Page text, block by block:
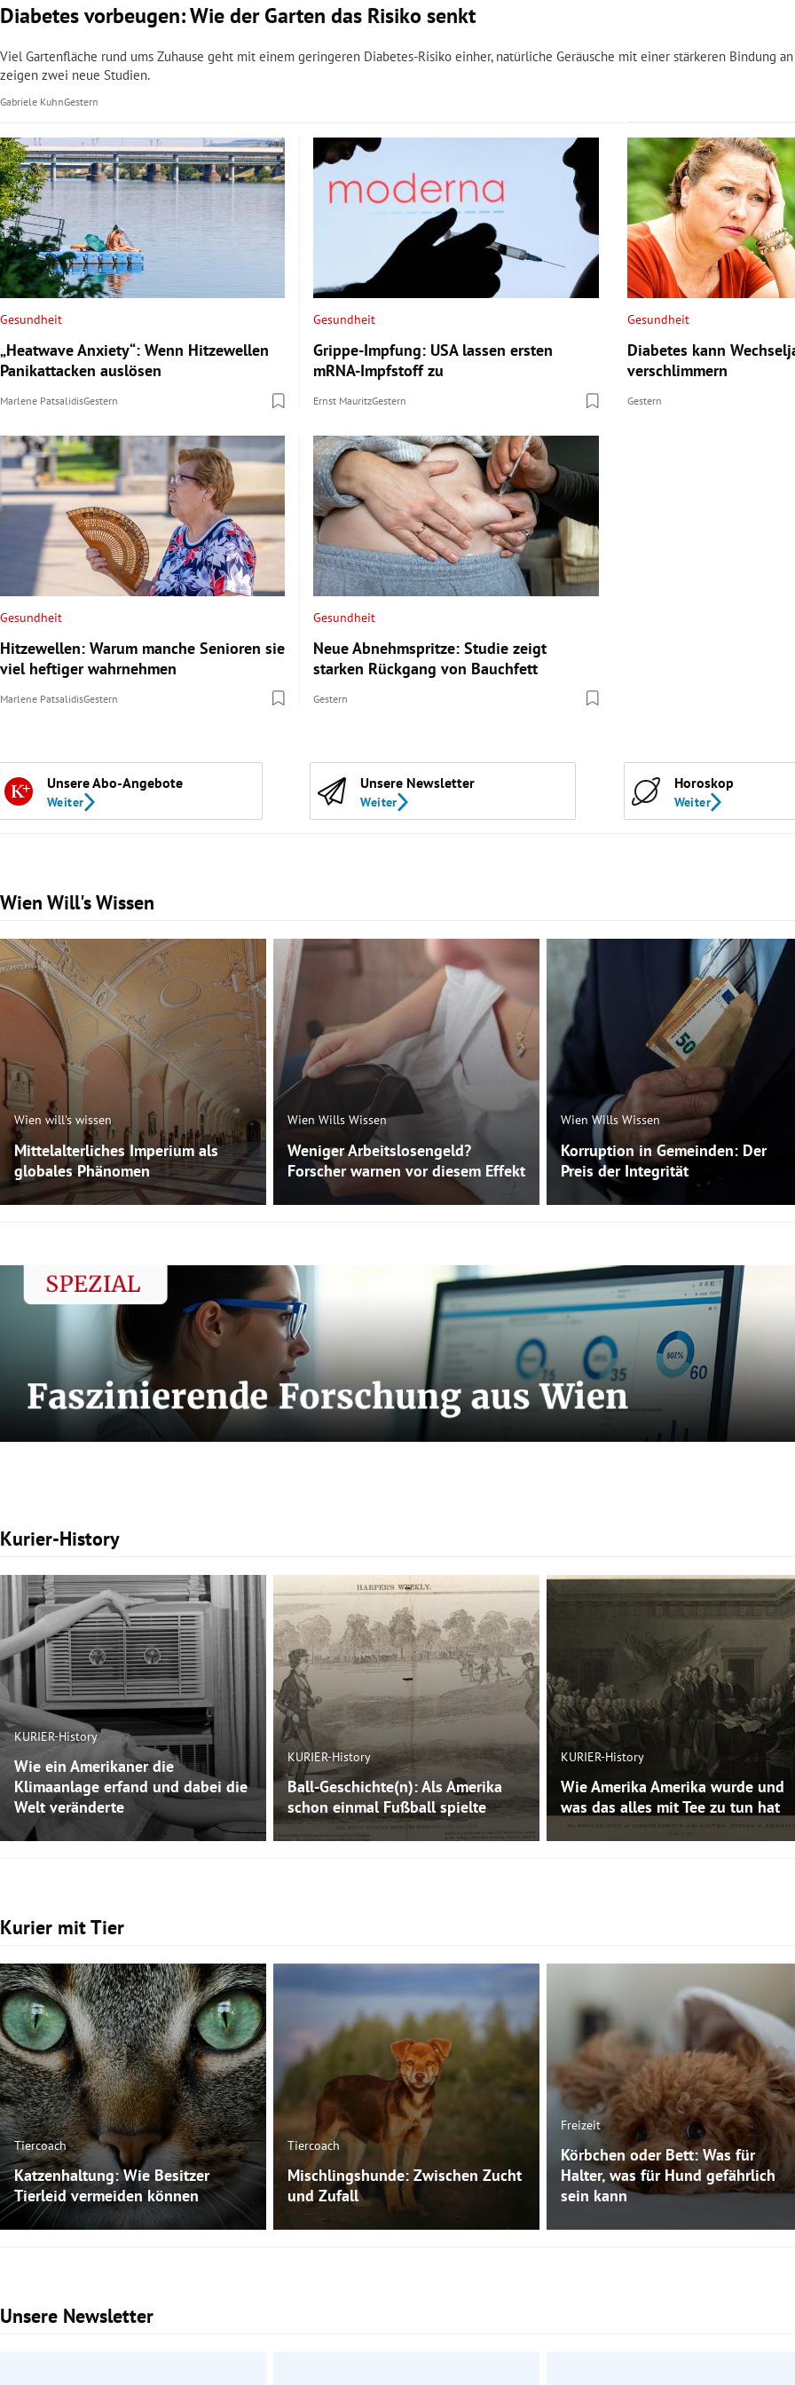
Diabetes vorbeugen: Wie der Garten das Risiko senkt
Viel Gartenfläche rund ums Zuhause geht mit einem geringeren Diabetes-Risiko einher, natürliche Geräusche mit einer stärkeren Bindung
zeigen zwei neue Studien.
Gabriele KuhnGestern
Gesundheit
„Heatwave Anxiety“: Wenn Hitzewellen
Panikattacken auslösen
Marlene PatsalidisGestern
Gesundheit
Grippe-Impfung: USA lassen ersten
mRNA-Impfstoff zu
Ernst MauritzGestern
Gesundheit
Diabetes kann
verschlimmern
Gestern
Gesundheit
Hitzewellen: Warum manche Senioren sie
viel heftiger wahrnehmen
Marlene PatsalidisGestern
Gesundheit
Neue Abnehmspritze: Studie zeigt
starken Rückgang von Bauchfett
Gestern
Unsere Abo-Angebote
Weiter
Unsere Newsletter
Weiter
Horoskop
Weiter
Wien Will's Wissen
Slide 1 von 47
Wien will's wissen
Mittelalterliches Imperium als
globales Phänomen
Wien Wills Wissen
Weniger Arbeitslosengeld?
Forscher warnen vor diesem Effekt
Wien Wills Wissen
Korruption in Gemeinden: Der
Preis der Integrität
Kurier-History
Slide 1 von 3
KURIER-History
Wie ein Amerikaner die
Klimaanlage erfand und dabei die
Welt veränderte
KURIER-History
Ball-Geschichte(n): Als Amerika
schon einmal Fußball spielte
KURIER-History
Wie Amerika Amerika wurde und
was das alles mit Tee zu tun hat
Kurier mit Tier
Slide 1 von 3
Tiercoach
Katzenhaltung: Wie Besitzer
Tierleid vermeiden können
Tiercoach
Mischlingshunde: Zwischen Zucht
und Zufall
Freizeit
Körbchen oder Bett: Was für
Halter, was für Hund gefährlich
sein kann
Unsere Newsletter
Slide 1 von 3